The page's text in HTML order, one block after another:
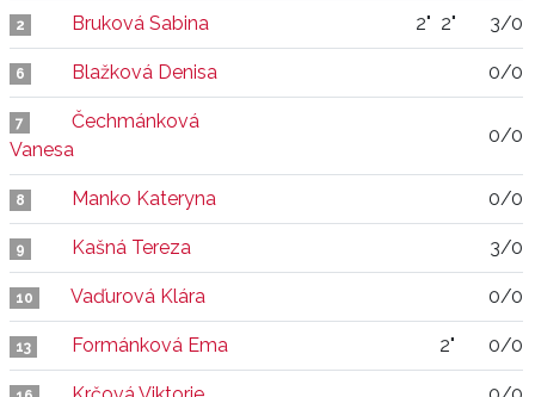
2 Bruková Sabina 2" 2" 3/0
6 Blažková Denisa 0/0
7
Čechmánková
Vanesa
0/0
8 Manko Kateryna 0/0
9 Kašná Tereza 3/0
10 Vaďurová Klára 0/0
13 Formánková Ema 2" 0/0